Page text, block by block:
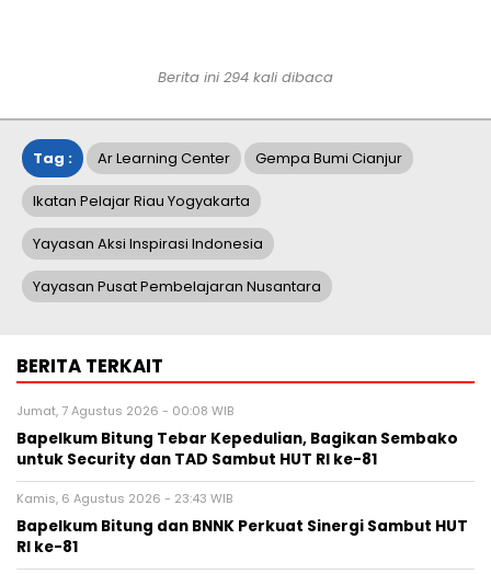
Berita ini 294 kali dibaca
Tag : Ar Learning Center Gempa Bumi Cianjur
Ikatan Pelajar Riau Yogyakarta
Yayasan Aksi Inspirasi Indonesia
Yayasan Pusat Pembelajaran Nusantara
BERITA TERKAIT
Jumat, 7 Agustus 2026 - 00:08 WIB
Bapelkum Bitung Tebar Kepedulian, Bagikan Sembako
untuk Security dan TAD Sambut HUT RI ke-81
Kamis, 6 Agustus 2026 - 23:43 WIB
Bapelkum Bitung dan BNNK Perkuat Sinergi Sambut HUT
RI ke-81